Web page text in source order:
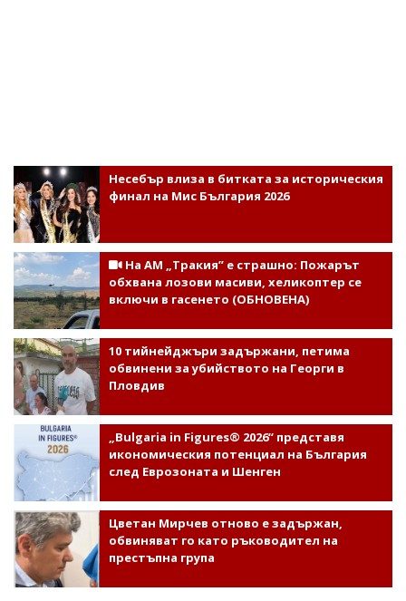
Несебър влиза в битката за историческия
финал на Мис България 2026
На АМ „Тракия” е страшно: Пожарът
обхвана лозови масиви, хеликоптер се
включи в гасенето (ОБНОВЕНА)
10 тийнейджъри задържани, петима
обвинени за убийството на Георги в
Пловдив
„Bulgaria in Figures® 2026“ представя
икономическия потенциал на България
след Еврозоната и Шенген
Цветан Мирчев отново е задържан,
обвиняват го като ръководител на
престъпна група